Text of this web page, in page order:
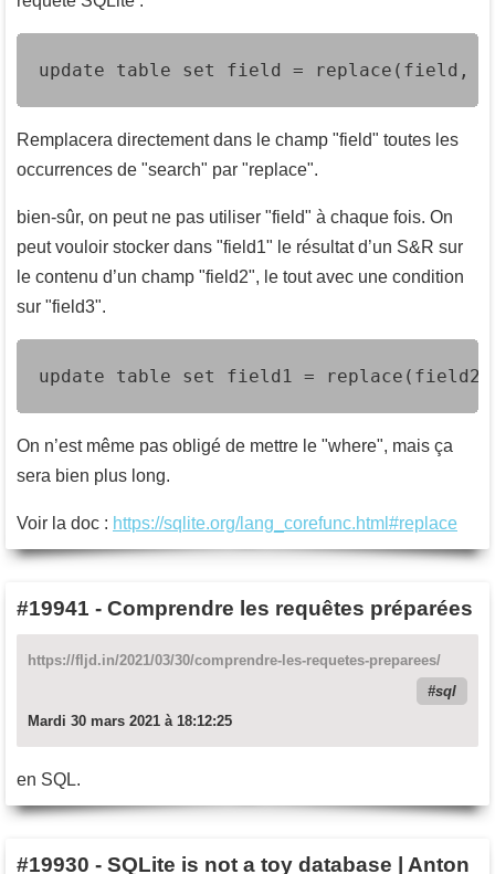
update table set field = replace(field,
Remplacera directement dans le champ "field" toutes les
occurrences de "search" par "replace".
bien-sûr, on peut ne pas utiliser "field" à chaque fois. On
peut vouloir stocker dans "field1" le résultat d’un S&R sur
le contenu d’un champ "field2", le tout avec une condition
sur "field3".
update table set field1 =
On n’est même pas obligé de mettre le "where", mais ça
sera bien plus long.
Voir la doc : https://sqlite.org/lang_corefunc.html#replace
#19941 - Comprendre les requêtes préparées
https://fljd.in/2021/03/30/comprendre-les-requetes-preparees/
sql
Mardi 30 mars 2021 à 18:12:25
en SQL.
#19930 - SQLite is not a toy database | Anton